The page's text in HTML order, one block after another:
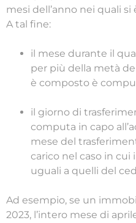
mesi dell’anno nei quali
A tal fine:
il mese durante il
per più della metà
è composto è
il giorno di
computa in capo
mese del
carico nel caso in cui
uguali a quelli del
Ad esempio, se un
2023, l’intero mese di